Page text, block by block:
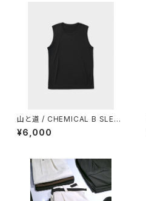
山と道 / CHEMICAL B SLEEV
ELESS（MEN）
¥6,000